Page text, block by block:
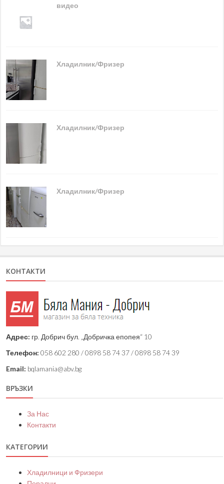
видео
Хладилник/Фризер
Хладилник/Фризер
Хладилник/Фризер
КОНТАКТИ
Адрес: гр. Добрич бул. „Добричка епопея“ 10
Телефон: 058 602 280 / 0898 58 74 37 / 0898 58 74 39
Email: bqlamania@abv.bg
ВРЪЗКИ
За Нас
Контакти
КАТЕГОРИИ
Хладилници и Фризери